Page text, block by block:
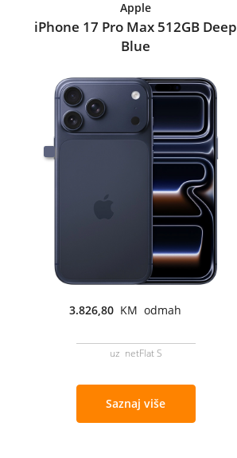
Apple
iPhone 17 Pro Max 512GB Deep
Blue
3.826,80 KM odmah
uz netFlat S
Saznaj više